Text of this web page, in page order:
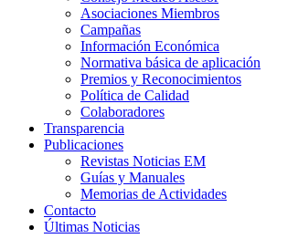
Asociaciones Miembros
Campañas
Información Económica
Normativa básica de aplicación
Premios y Reconocimientos
Política de Calidad
Colaboradores
Transparencia
Publicaciones
Revistas Noticias EM
Guías y Manuales
Memorias de Actividades
Contacto
Últimas Noticias